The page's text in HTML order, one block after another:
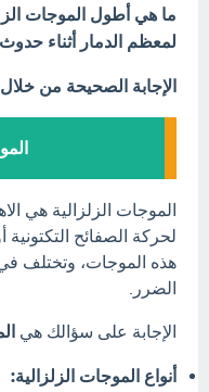
ما هي أطول الموجات
لمعظم الدمار أثناء
الإجابة الصحيحة من
الموجات الزلزالية هي
لحركة الصفائح
هذه الموجات، وتختلف
الضرر.
الإجابة على سؤالك هي
أنواع الموجات الزلزالية: